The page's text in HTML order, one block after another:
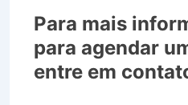
Para mais
para agendar
entre em